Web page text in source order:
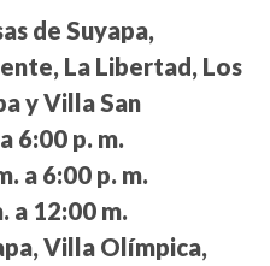
de Suyapa,
La Libertad, Los
y Villa San
6:00 p. m.
a 6:00 p. m.
a 12:00 m.
Villa Olímpica,